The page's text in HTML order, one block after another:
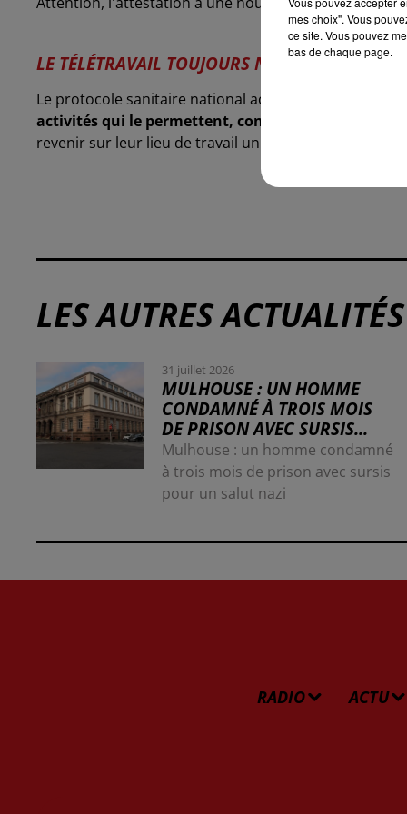
LE TÉLÉTRAVAIL TOUJOURS NÉCESSAIRE
Le protocole sanitaire national actuel, qui prévoit que
activités qui le permettent, continue à s'appliquer.
revenir sur leur lieu de travail un jour par semaine
LES AUTRES ACTUALITÉS
31 juillet 2026
MULHOUSE : UN HOMME
CONDAMNÉ À TROIS MOIS
DE PRISON AVEC SURSIS...
Mulhouse : un homme condamné
à trois mois de prison avec sursis
pour un salut nazi
RADIO ACTU
mes choix". Vous
ce site. Vous pouvez
bas de chaque page.